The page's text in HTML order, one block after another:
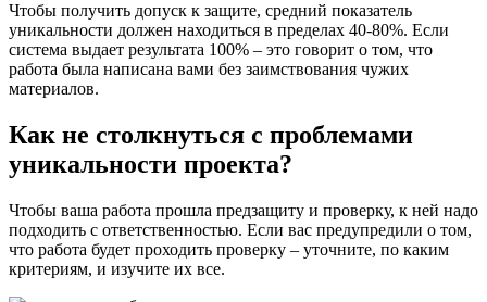
Чтобы получить допуск к защите, средний показатель
уникальности должен находиться в пределах 40-80%. Если
система выдает результата 100% – это говорит о том, что
работа была написана вами без заимствования чужих
материалов.
Как не столкнуться с проблемами
уникальности проекта?
Чтобы ваша работа прошла предзащиту и проверку, к ней надо
подходить с ответственностью. Если вас предупредили о том,
что работа будет проходить проверку – уточните, по каким
критериям, и изучите их все.